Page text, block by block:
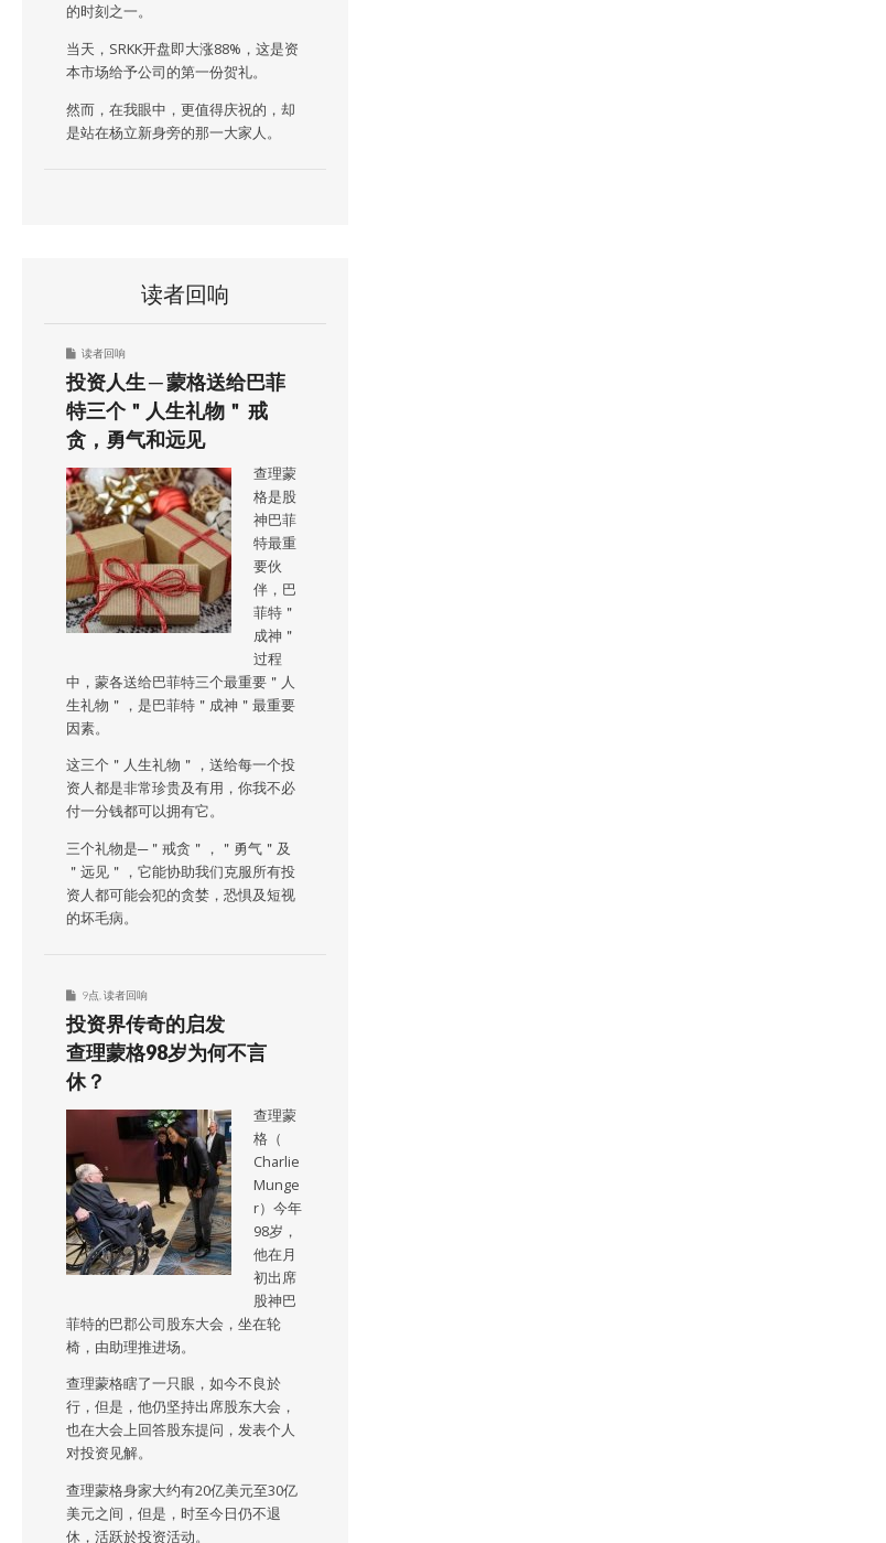
的时刻之一。
当天，SRKK开盘即大涨88%，这是资
本市场给予公司的第一份贺礼。
然而，在我眼中，更值得庆祝的，却
是站在杨立新身旁的那一大家人。
读者回响
读者回响
投资人生 ─ 蒙格送给巴菲
特三个＂人生礼物＂ 戒
贪，勇气和远见
查理蒙
格是股
神巴菲
特最重
要伙
伴，巴
菲特＂
成神＂
过程
中，蒙各送给巴菲特三个最重要＂人
生礼物＂，是巴菲特＂成神＂最重要
因素。
这三个＂人生礼物＂，送给每一个投
资人都是非常珍贵及有用，你我不必
付一分钱都可以拥有它。
三个礼物是─＂戒贪＂，＂勇气＂及
＂远见＂，它能协助我们克服所有投
资人都可能会犯的贪婪，恐惧及短视
的坏毛病。
9点 读者回响
投资界传奇的启发
查理蒙格98岁为何不言
休？
查理蒙
格（
Charlie
Munge
r）今年
98岁，
他在月
初出席
股神巴
菲特的巴郡公司股东大会，坐在轮
椅，由助理推进场。
查理蒙格瞎了一只眼，如今不良於
行，但是，他仍坚持出席股东大会，
也在大会上回答股东提问，发表个人
对投资见解。
查理蒙格身家大约有20亿美元至30亿
美元之间，但是，时至今日仍不退
休，活跃於投资活动。